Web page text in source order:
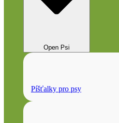
Open Psi
Píšťalky pro psy